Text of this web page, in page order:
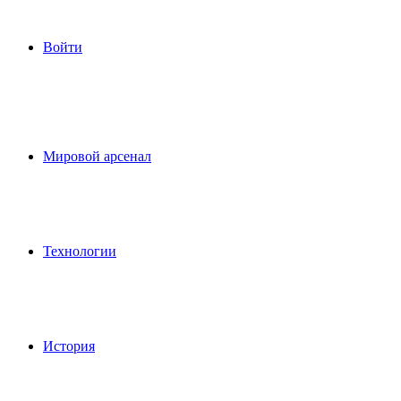
Войти
Мировой арсенал
Технологии
История